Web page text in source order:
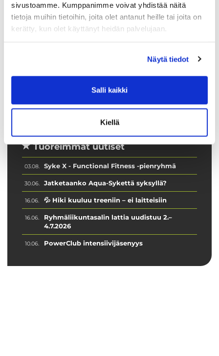
sivustoamme. Kumppanimme voivat yhdistää näitä
tietoja muihin tietoihin, joita olet antanut heille tai joita on
kerätty, kun olet käyttänyt heidän palvelujaan.
Näytä tiedot
Salli kaikki
Kiellä
Mikäli olet ensimmäistä kertaa
ilmoittautumassa Sipoon Sykkeen
ryhmäliikuntatunneille luethan ensin ohjeet
Tuoreimmat uutiset
03.08. Syke X - Functional Fitness -pienryhmä
30.06. Jatketaanko Aqua-Sykettä syksyllä?
16.06. 💦 Hiki kuuluu treeniin – ei laitteisiin
16.06.
Ryhmäliikuntasalin lattia uudistuu 2.–
4.7.2026
10.06. PowerClub intensiivijäsenyys